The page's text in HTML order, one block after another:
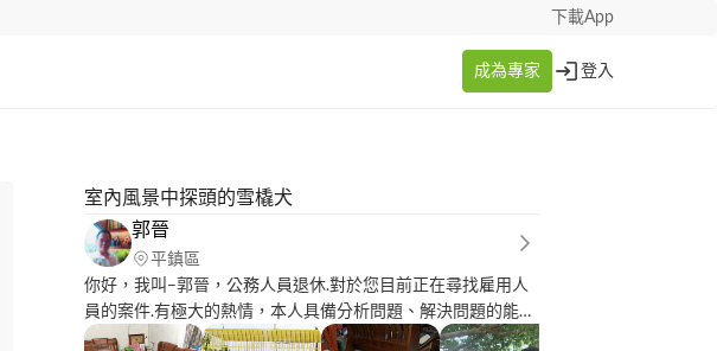
下載App
成為專家 登入
室內風景中探頭的雪橇犬
郭晉
平鎮區
你好，我叫–郭晉，公務人員退休.對於您目前正在尋找雇用人
員的案件.有極大的熱情，本人具備分析問題、解決問題的能
力，以及積極正向的特質。相信過往所培養的能力能夠讓我勝